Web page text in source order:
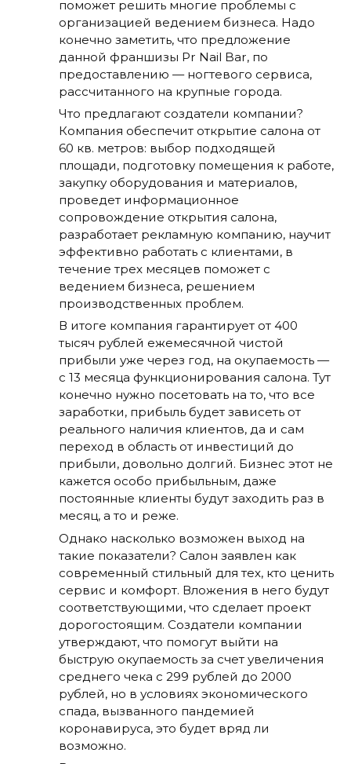
поможет решить многие проблемы с
организацией ведением бизнеса. Надо
конечно заметить, что предложение
данной франшизы Pr Nail Bar, по
предоставлению — ногтевого сервиса,
рассчитанного на крупные города.
Что предлагают создатели компании?
Компания обеспечит открытие салона от
60 кв. метров: выбор подходящей
площади, подготовку помещения к работе,
закупку оборудования и материалов,
проведет информационное
сопровождение открытия салона,
разработает рекламную компанию, научит
эффективно работать с клиентами, в
течение трех месяцев поможет с
ведением бизнеса, решением
производственных проблем.
В итоге компания гарантирует от 400
тысяч рублей ежемесячной чистой
прибыли уже через год, на окупаемость —
с 13 месяца функционирования салона. Тут
конечно нужно посетовать на то, что все
заработки, прибыль будет зависеть от
реального наличия клиентов, да и сам
переход в область от инвестиций до
прибыли, довольно долгий. Бизнес этот не
кажется особо прибыльным, даже
постоянные клиенты будут заходить раз в
месяц, а то и реже.
Однако насколько возможен выход на
такие показатели? Салон заявлен как
современный стильный для тех, кто ценить
сервис и комфорт. Вложения в него будут
соответствующими, что сделает проект
дорогостоящим. Создатели компании
утверждают, что помогут выйти на
быструю окупаемость за счет увеличения
среднего чека с 299 рублей до 2000
рублей, но в условиях экономического
спада, вызванного пандемией
коронавируса, это будет вряд ли
возможно.